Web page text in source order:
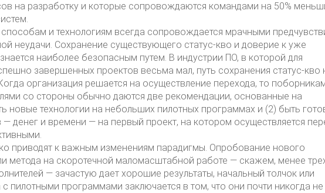
на разработку и которые сопровождаются командами на 50%
и технологиям всегда сопровождается мрачными
неудачи. Сохранение существующего статус-кво и доверие к уже
наиболее безопасным путем. В индустрии ПО, в которой для
завершенных проектов весьма мал, путь сохранения статус-кво
организация решается на осуществление перехода, то
со стороны обычно даются две рекомендации, основанные на
новые технологии на небольших пилотных программах и (2) быть
денег и времени — на первый проект, на котором осуществляется
приводят к важным изменениям парадигмы. Опробование нового
метода на скоротечной маломасштабной работе — скажем, менее
— зачастую дает хорошие результаты, начальный толчок или
пилотными программами заключается в том, что они почти никогда не